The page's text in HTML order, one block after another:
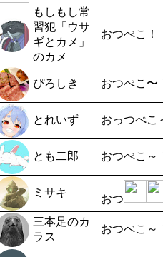
もしもし常
習犯「ウサ
ギとカメ」
のカメ
おつぺこ！
ぴろしき おつぺこ〜
とれいず おっつぺこ
とも二郎 おつぺこ～
ミサキ
おつ
三本足のカ
ラス
おつぺこ～